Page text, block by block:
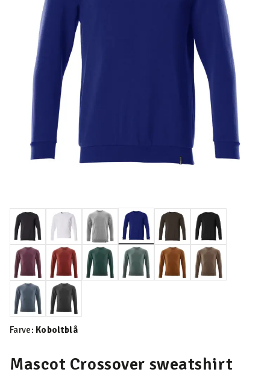
Mascot Crossover sweatshirt
valgte
Farve: Koboltblå